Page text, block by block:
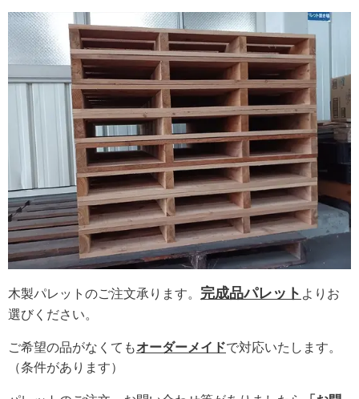
木製パレットのご注文承ります。 完成品パレット よりお
選びください。
ご希望の品がなくてもオーダーメイドで対応いたします。
（条件があります）